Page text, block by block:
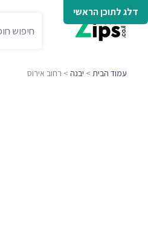
דלג לתוכן הראשי
עמוד הבית > יבנה > רחוב אירוס